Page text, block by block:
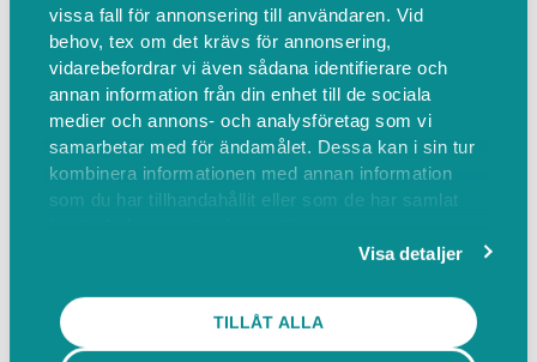
vissa fall för annonsering till användaren. Vid
behov, tex om det krävs för annonsering,
vidarebefordrar vi även sådana identifierare och
annan information från din enhet till de sociala
medier och annons- och analysföretag som vi
samarbetar med för ändamålet. Dessa kan i sin tur
kombinera informationen med annan information
som du har tillhandahållit eller som de har samlat
Visa detaljer
TILLÅT ALLA
8 st vacancies
12 st participants
Registration for this group booking is
closed